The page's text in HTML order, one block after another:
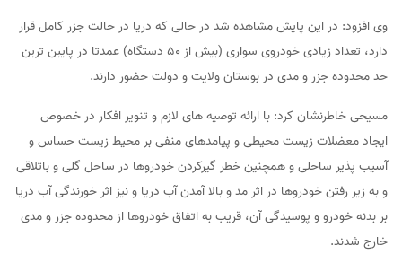
وی افزود: در این پایش مشاهده شد در حالی که دریا در حالت جزر کامل قرار
دارد، تعداد زیادی خودروی سواری (بیش از ۵۰ دستگاه) عمدتا در پایین ترین
حد محدوده جزر و مدی در بوستان ولایت و دولت حضور دارند.
مسیحی خاطرنشان کرد: با ارائه توصیه های لازم و تنویر افکار در خصوص
ایجاد معضلات زیست محیطی و پیامدهای منفی بر محیط زیست حساس و
آسیب پذیر ساحلی و همچنین خطر گیرکردن خودروها در ساحل گلی و باتلاقی
و به زیر رفتن خودروها در اثر مد و بالا آمدن آب دریا و نیز اثر خورندگی آب دریا
بر بدنه خودرو و پوسیدگی آن، قریب به اتفاق خودروها از محدوده جزر و مدی
خارج شدند.